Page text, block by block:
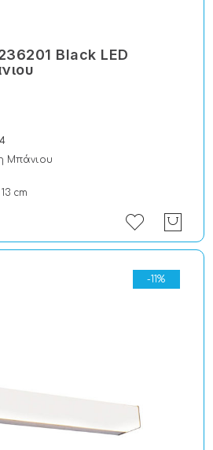
Black LED
Μπάνιου
cm
-11%